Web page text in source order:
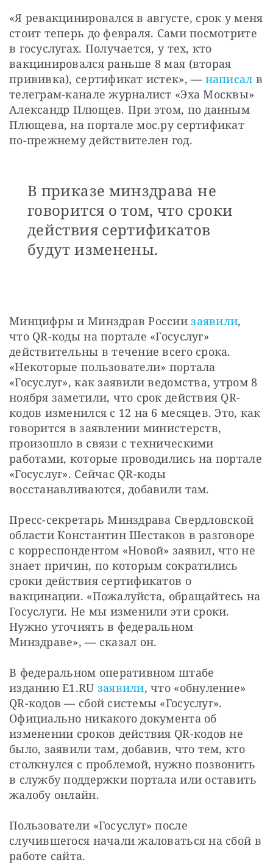
«Я ревакцинировался в августе, срок у меня
стоит теперь до февраля. Сами посмотрите
в госуслугах. Получается, у тех, кто
вакцинировался раньше 8 мая (вторая
прививка), сертификат истек», — написал в
телеграм-канале журналист «Эха Москвы»
Александр Плющев. При этом, по данным
Плющева, на портале мос.ру сертификат
по-прежнему действителен год.
В приказе минздрава не
говорится о том, что сроки
действия сертификатов
будут изменены.
Минцифры и Минздрав России заявили,
что QR-коды на портале «Госуслуг»
действительны в течение всего срока.
«Некоторые пользователи» портала
«Госуслуг», как заявили ведомства, утром 8
ноября заметили, что срок действия QR-
кодов изменился с 12 на 6 месяцев. Это, как
говорится в заявлении министерств,
произошло в связи с техническими
работами, которые проводились на портале
«Госуслуг». Сейчас QR-коды
восстанавливаются, добавили там.
Пресс-секретарь Минздрава Свердловской
области Константин Шестаков в разговоре
с корреспондентом «Новой» заявил, что не
знает причин, по которым сократились
сроки действия сертификатов о
вакцинации. «Пожалуйста, обращайтесь на
Госуслуги. Не мы изменили эти сроки.
Нужно уточнять в федеральном
Минздраве», — сказал он.
В федеральном оперативном штабе
изданию E1.RU заявили, что «обнуление»
QR-кодов — сбой системы «Госуслуг».
Официально никакого документа об
изменении сроков действия QR-кодов не
было, заявили там, добавив, что тем, кто
столкнулся с проблемой, нужно позвонить
в службу поддержки портала или оставить
жалобу онлайн.
Пользователи «Госуслуг» после
случившегося начали жаловаться на сбой в
работе сайта.